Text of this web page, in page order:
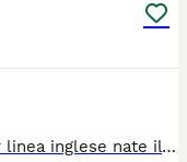
Disponibili cucciole Golden Retriever linea inglese nate il 15 giugno. Genitori testati per le malattie genetiche della razza. Esenti da displasia anche e gomiti. Ecocardio FSA per la riproduzione. DNA depositato all'ENCI. Le cucciole sono disponibili dal 22 agosto. Sverminate Microchip Pedigree 1° Vaccino Test Giardia Kit puppy ALLEVAMENTO AMATORIALE CON AFFISSO ENCI "DI GOLDEN BELLE" I MIEI CANI VIVONO LIBERI NO GABBIE!